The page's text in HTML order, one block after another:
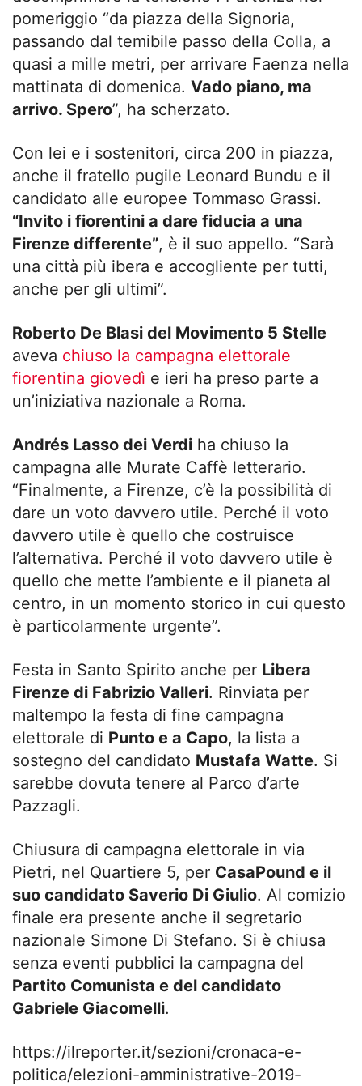
pomeriggio “da piazza della Signoria,
passando dal temibile passo della Colla, a
quasi a mille metri, per arrivare Faenza nella
mattinata di domenica. Vado piano, ma
arrivo. Spero”, ha scherzato.
Con lei e i sostenitori, circa 200 in piazza,
anche il fratello pugile Leonard Bundu e il
candidato alle europee Tommaso Grassi.
“Invito i fiorentini a dare fiducia a una
Firenze differente”, è il suo appello. “Sarà
una città più ibera e accogliente per tutti,
anche per gli ultimi”.
Roberto De Blasi del Movimento 5 Stelle
aveva chiuso la campagna elettorale
fiorentina giovedì e ieri ha preso parte a
un’iniziativa nazionale a Roma.
Andrés Lasso dei Verdi ha chiuso la
campagna alle Murate Caffè letterario.
“Finalmente, a Firenze, c’è la possibilità di
dare un voto davvero utile. Perché il voto
davvero utile è quello che costruisce
l’alternativa. Perché il voto davvero utile è
quello che mette l’ambiente e il pianeta al
centro, in un momento storico in cui questo
è particolarmente urgente”.
Festa in Santo Spirito anche per Libera
Firenze di Fabrizio Valleri. Rinviata per
maltempo la festa di fine campagna
elettorale di Punto e a Capo, la lista a
sostegno del candidato Mustafa Watte. Si
sarebbe dovuta tenere al Parco d’arte
Pazzagli.
Chiusura di campagna elettorale in via
Pietri, nel Quartiere 5, per CasaPound e il
suo candidato Saverio Di Giulio. Al comizio
finale era presente anche il segretario
nazionale Simone Di Stefano. Si è chiusa
senza eventi pubblici la campagna del
Partito Comunista e del candidato
Gabriele Giacomelli.
https://ilreporter.it/sezioni/cronaca-e-
politica/elezioni-amministrative-2019-